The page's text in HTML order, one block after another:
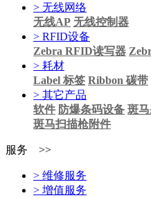
> 无线网络
无线AP 无线控制器
> RFID设备
Zebra RFID读写器
> 耗材
Label 标签 Ribbon 碳带
> 其它产品
软件 防爆条码设备 斑
斑马扫描枪附件
服务 >>
> 维修服务
> 增值服务